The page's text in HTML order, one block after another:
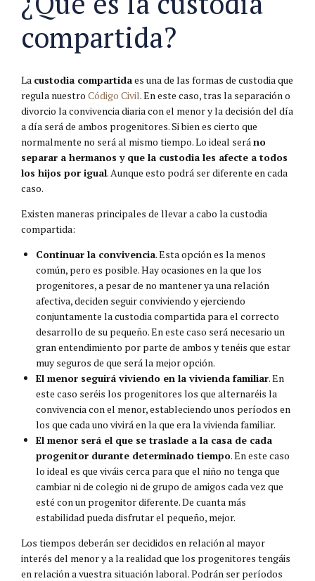
compartida?
La custodia compartidaes una de las formas de custodia que
regula nuestro Código Civil. En este caso, tras la separación o
divorcio la convivencia diaria con el menor y la decisión del día
a día será de ambos progenitores. Si bien es cierto que
normalmente no será al mismo tiempo. Lo ideal seráno
separar a hermanos y que la custodia les afecte a todos
los hijos por igual. Aunque esto podrá ser diferente en cada
caso.
Existen maneras principales de llevar a cabo la custodia
compartida:
Continuar la convivencia. Esta opción es la menos
común, pero es posible. Hay ocasiones en la que los
progenitores, a pesar de no mantener ya una relación
afectiva, deciden seguir conviviendo y ejerciendo
conjuntamente la custodia compartida para el correcto
desarrollo de su pequeño. En este caso será necesario un
gran entendimiento por parte de ambos y tenéis que estar
muy seguros de que será la mejor opción.
El menor seguirá viviendo en la vivienda familiar. En
este caso seréis los progenitores los que alternaréis la
convivencia con el menor, estableciendo unos períodos en
los que cada uno vivirá en la que era la vivienda familiar.
El menor será el que se traslade a la casa de cada
progenitor durante determinado tiempo. En este caso
lo ideal es que viváis cerca para que el niño no tenga que
cambiar ni de colegio ni de grupo de amigos cada vez que
esté con un progenitor diferente. De cuanta más
estabilidad pueda disfrutar el pequeño, mejor.
Los tiempos deberán ser decididos en relación al mayor
interés del menor y a la realidad que los progenitores tengáis
en relación a vuestra situación laboral. Podrán ser períodos